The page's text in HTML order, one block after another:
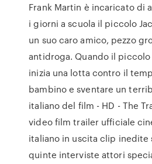
Frank Martin è incaricato di
i giorni a scuola il piccolo
un suo caro amico, pezzo
antidroga. Quando il
inizia una lotta contro il
bambino e sventare un
italiano del film - HD - The
video film trailer ufficiale
italiano in uscita clip inedite
quinte interviste attori